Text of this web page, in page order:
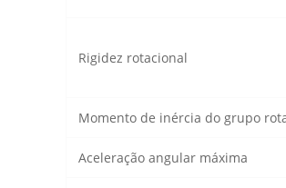
Rigidez rotacional
Momento de inércia do grupo
Aceleração angular máxima